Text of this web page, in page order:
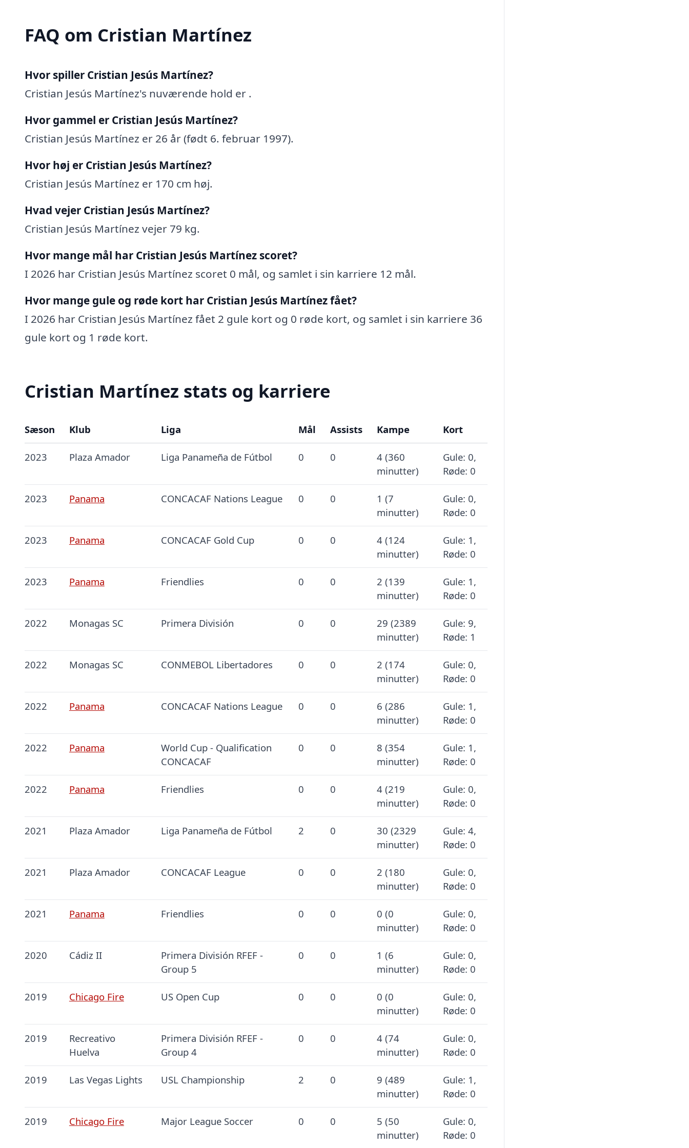
FAQ om Cristian Martínez
Hvor spiller Cristian Jesús Martínez?
Cristian Jesús Martínez's nuværende hold er .
Hvor gammel er Cristian Jesús Martínez?
Cristian Jesús Martínez er 26 år (født 6. februar 1997).
Hvor høj er Cristian Jesús Martínez?
Cristian Jesús Martínez er 170 cm høj.
Hvad vejer Cristian Jesús Martínez?
Cristian Jesús Martínez vejer 79 kg.
Hvor mange mål har Cristian Jesús Martínez scoret?
I 2026 har Cristian Jesús Martínez scoret 0 mål, og samlet i sin karriere 12 mål.
Hvor mange gule og røde kort har Cristian Jesús Martínez fået?
I 2026 har Cristian Jesús Martínez fået 2 gule kort og 0 røde kort, og samlet i sin karriere 36
gule kort og 1 røde kort.
Cristian Martínez stats og karriere
Sæson Klub Liga Mål Assists Kampe Kort
2023 Plaza Amador Liga Panameña de Fútbol 0 0
4 (360
minutter)
Gule: 0,
Røde: 0
2023 Panama CONCACAF Nations League 0 0
1 (7
minutter)
Gule: 0,
Røde: 0
2023 Panama CONCACAF Gold Cup 0 0
4 (124
minutter)
Gule: 1,
Røde: 0
2023 Panama Friendlies 0 0
2 (139
minutter)
Gule: 1,
Røde: 0
2022 Monagas SC Primera División 0 0
29 (2389
minutter)
Gule: 9,
Røde: 1
2022 Monagas SC CONMEBOL Libertadores 0 0
2 (174
minutter)
Gule: 0,
Røde: 0
2022 Panama CONCACAF Nations League 0 0
6 (286
minutter)
Gule: 1,
Røde: 0
2022 Panama
World Cup - Qualification
CONCACAF
0 0
8 (354
minutter)
Gule: 1,
Røde: 0
2022 Panama Friendlies 0 0
4 (219
minutter)
Gule: 0,
Røde: 0
2021 Plaza Amador Liga Panameña de Fútbol 2 0
30 (2329
minutter)
Gule: 4,
Røde: 0
2021 Plaza Amador CONCACAF League 0 0
2 (180
minutter)
Gule: 0,
Røde: 0
2021 Panama Friendlies 0 0
0 (0
minutter)
Gule: 0,
Røde: 0
2020 Cádiz II
Primera División RFEF -
Group 5
0 0
1 (6
minutter)
Gule: 0,
Røde: 0
2019 Chicago Fire US Open Cup 0 0
0 (0
minutter)
Gule: 0,
Røde: 0
2019
Recreativo
Huelva
Primera División RFEF -
Group 4
0 0
4 (74
minutter)
Gule: 0,
Røde: 0
2019 Las Vegas Lights USL Championship 2 0
9 (489
minutter)
Gule: 1,
Røde: 0
2019 Chicago Fire Major League Soccer 0 0
5 (50
minutter)
Gule: 0,
Røde: 0